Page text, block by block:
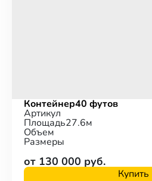
Контейнер40 футов
Артикул
Площадь27.6м
Объем
Размеры
от 130 000 руб.
Купить